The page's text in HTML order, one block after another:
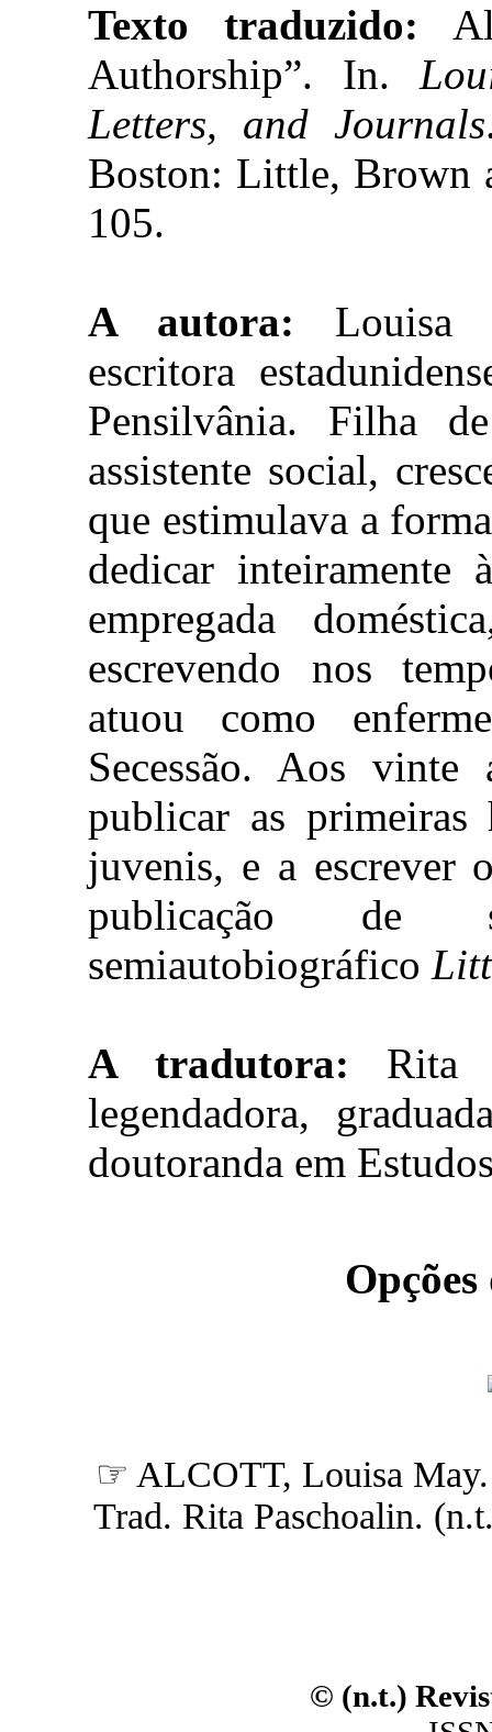
Texto traduzido:
Authorship”. In.
Letters, and Journals
Boston: Little, Brown
105.
A autora: Louisa
escritora
Pensilvânia. Filha
assistente social,
que estimulava a
dedicar inteiramente
empregada
escrevendo nos
atuou como
Secessão. Aos
publicar as
juvenis, e a escrever
publicação de
semiautobiográfico
A tradutora: Rita
legendadora,
doutoranda em
☞ ALCOTT, Louisa
Trad. Rita Paschoalin.
© (n.t.)